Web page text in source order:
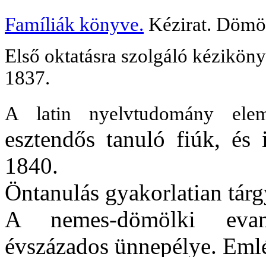
Famíliák könyve. Kézirat.
Első oktatásra szolgáló
1837.
A latin nyelvtudomány
esztendős tanuló fiúk, és
1840.
Öntanulás gyakorlatian
A nemes-dömölki
évszázados ünnepélye.